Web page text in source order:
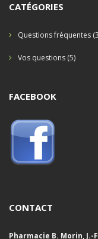
CATÉGORIES
Questions fréquentes
Vos questions (5)
FACEBOOK
CONTACT
Pharmacie B. Morin, J.-